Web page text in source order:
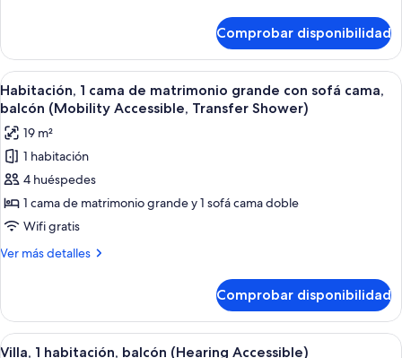
con
sofá
cama,
balcón
(Hearing
Accessible)
1
cama
de
matrimonio
con
sofá
cama,
balcón
(Hearing
Comprobar disponibilidad
Abrir
todas
las
fotos
de
Habitación,
1
cama
de
con
sofá
cama,
Habitación de hotel con una cama
3
Habitación, 1 cama de matrimonio grande con sofá cama,
balcón (Mobility Accessible, Transfer Shower)
19 m²
1 habitación
4 huéspedes
1 cama de matrimonio grande y 1 sofá cama doble
Wifi gratis
Ver más detalles
Más
1
cama
de
Comprobar disponibilidad
Abrir
Una habitación de hotel moderna
7
Villa, 1 habitación, balcón (Hearing Accessible)